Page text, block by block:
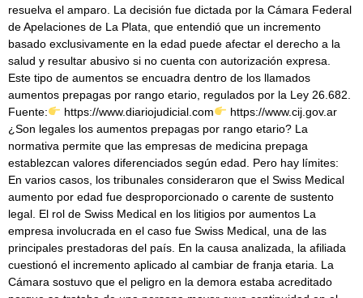
resuelva el amparo. La decisión fue dictada por la Cámara Federal
de Apelaciones de La Plata, que entendió que un incremento
basado exclusivamente en la edad puede afectar el derecho a la
salud y resultar abusivo si no cuenta con autorización expresa.
Este tipo de aumentos se encuadra dentro de los llamados
aumentos prepagas por rango etario, regulados por la Ley 26.682.
Fuente:
https://www.diariojudicial.com
https://www.cij.gov.ar
¿Son legales los aumentos prepagas por rango etario? La
normativa permite que las empresas de medicina prepaga
establezcan valores diferenciados según edad. Pero hay límites:
En varios casos, los tribunales consideraron que el Swiss Medical
aumento por edad fue desproporcionado o carente de sustento
legal. El rol de Swiss Medical en los litigios por aumentos La
empresa involucrada en el caso fue Swiss Medical, una de las
principales prestadoras del país. En la causa analizada, la afiliada
cuestionó el incremento aplicado al cambiar de franja etaria. La
Cámara sostuvo que el peligro en la demora estaba acreditado